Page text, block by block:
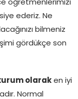
öğretmenlerimizi
ederiz. Ne
bilmeniz
gördükçe son
olarak en iyi
Normal